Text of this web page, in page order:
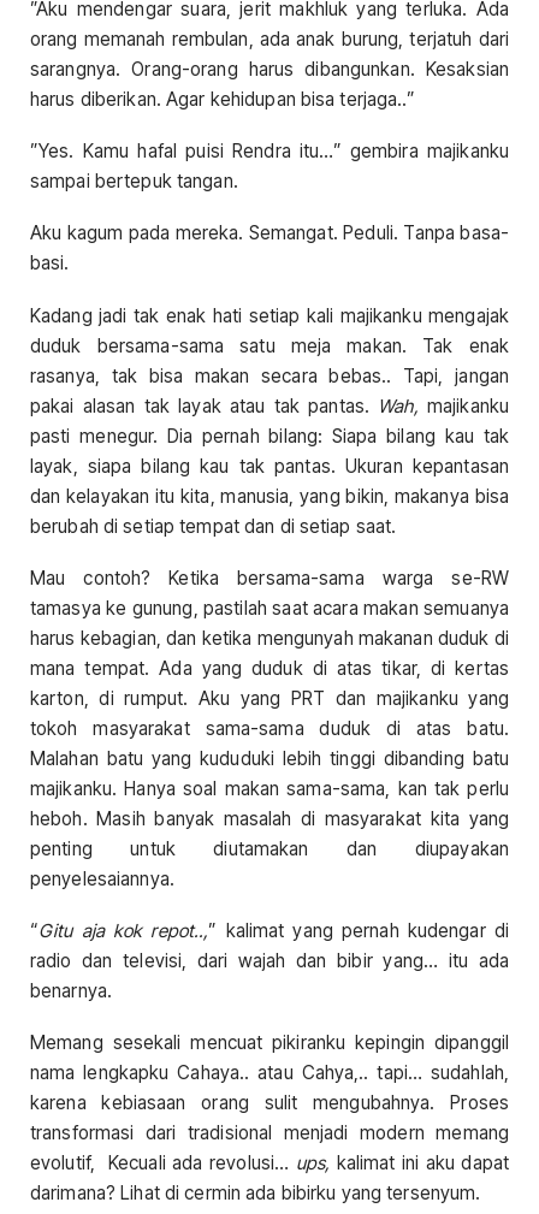
”Aku mendengar suara, jerit makhluk yang terluka. Ada
orang memanah rembulan, ada anak burung, terjatuh dari
sarangnya. Orang-orang harus dibangunkan. Kesaksian
harus diberikan. Agar kehidupan bisa terjaga..”
”Yes. Kamu hafal puisi Rendra itu…” gembira majikanku
sampai bertepuk tangan.
Aku kagum pada mereka. Semangat. Peduli. Tanpa basa-
basi.
Kadang jadi tak enak hati setiap kali majikanku mengajak
duduk bersama-sama satu meja makan. Tak enak
rasanya, tak bisa makan secara bebas.. Tapi, jangan
pakai alasan tak layak atau tak pantas. Wah, majikanku
pasti menegur. Dia pernah bilang: Siapa bilang kau tak
layak, siapa bilang kau tak pantas. Ukuran kepantasan
dan kelayakan itu kita, manusia, yang bikin, makanya bisa
berubah di setiap tempat dan di setiap saat.
Mau contoh? Ketika bersama-sama warga se-RW
tamasya ke gunung, pastilah saat acara makan semuanya
harus kebagian, dan ketika mengunyah makanan duduk di
mana tempat. Ada yang duduk di atas tikar, di kertas
karton, di rumput. Aku yang PRT dan majikanku yang
tokoh masyarakat sama-sama duduk di atas batu.
Malahan batu yang kududuki lebih tinggi dibanding batu
majikanku. Hanya soal makan sama-sama, kan tak perlu
heboh. Masih banyak masalah di masyarakat kita yang
penting untuk diutamakan dan diupayakan
penyelesaiannya.
“Gitu aja kok repot..,” kalimat yang pernah kudengar di
radio dan televisi, dari wajah dan bibir yang… itu ada
benarnya.
Memang sesekali mencuat pikiranku kepingin dipanggil
nama lengkapku Cahaya.. atau Cahya,.. tapi… sudahlah,
karena kebiasaan orang sulit mengubahnya. Proses
transformasi dari tradisional menjadi modern memang
evolutif, Kecuali ada revolusi… ups, kalimat ini aku dapat
darimana? Lihat di cermin ada bibirku yang tersenyum.